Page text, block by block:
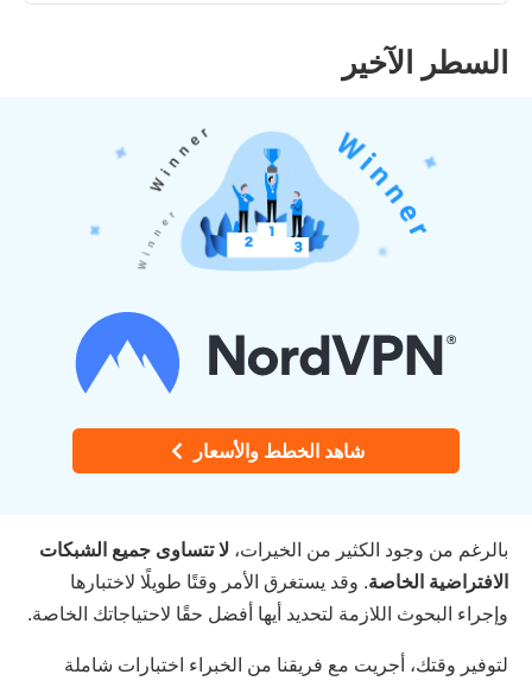
السطر الآخير
شاهد الخطط والأسعار
بالرغم من وجود الكثير من الخيرات، لا تتساوى جميع الشبكات
الافتراضية الخاصة. وقد يستغرق الأمر وقتًا طويلًا لاختبارها
وإجراء البحوث اللازمة لتحديد أيها أفضل حقًا لاحتياجاتك الخاصة.
لتوفير وقتك، أجريت مع فريقنا من الخبراء اختبارات شاملة